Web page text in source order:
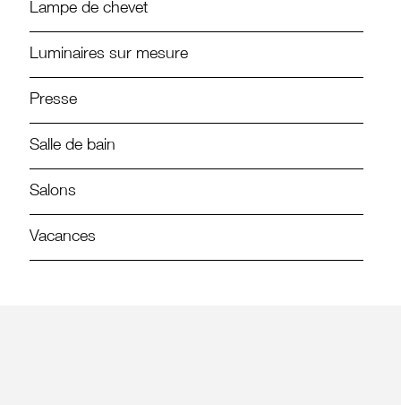
Lampe de chevet
Luminaires sur mesure
Presse
Salle de bain
Salons
Vacances